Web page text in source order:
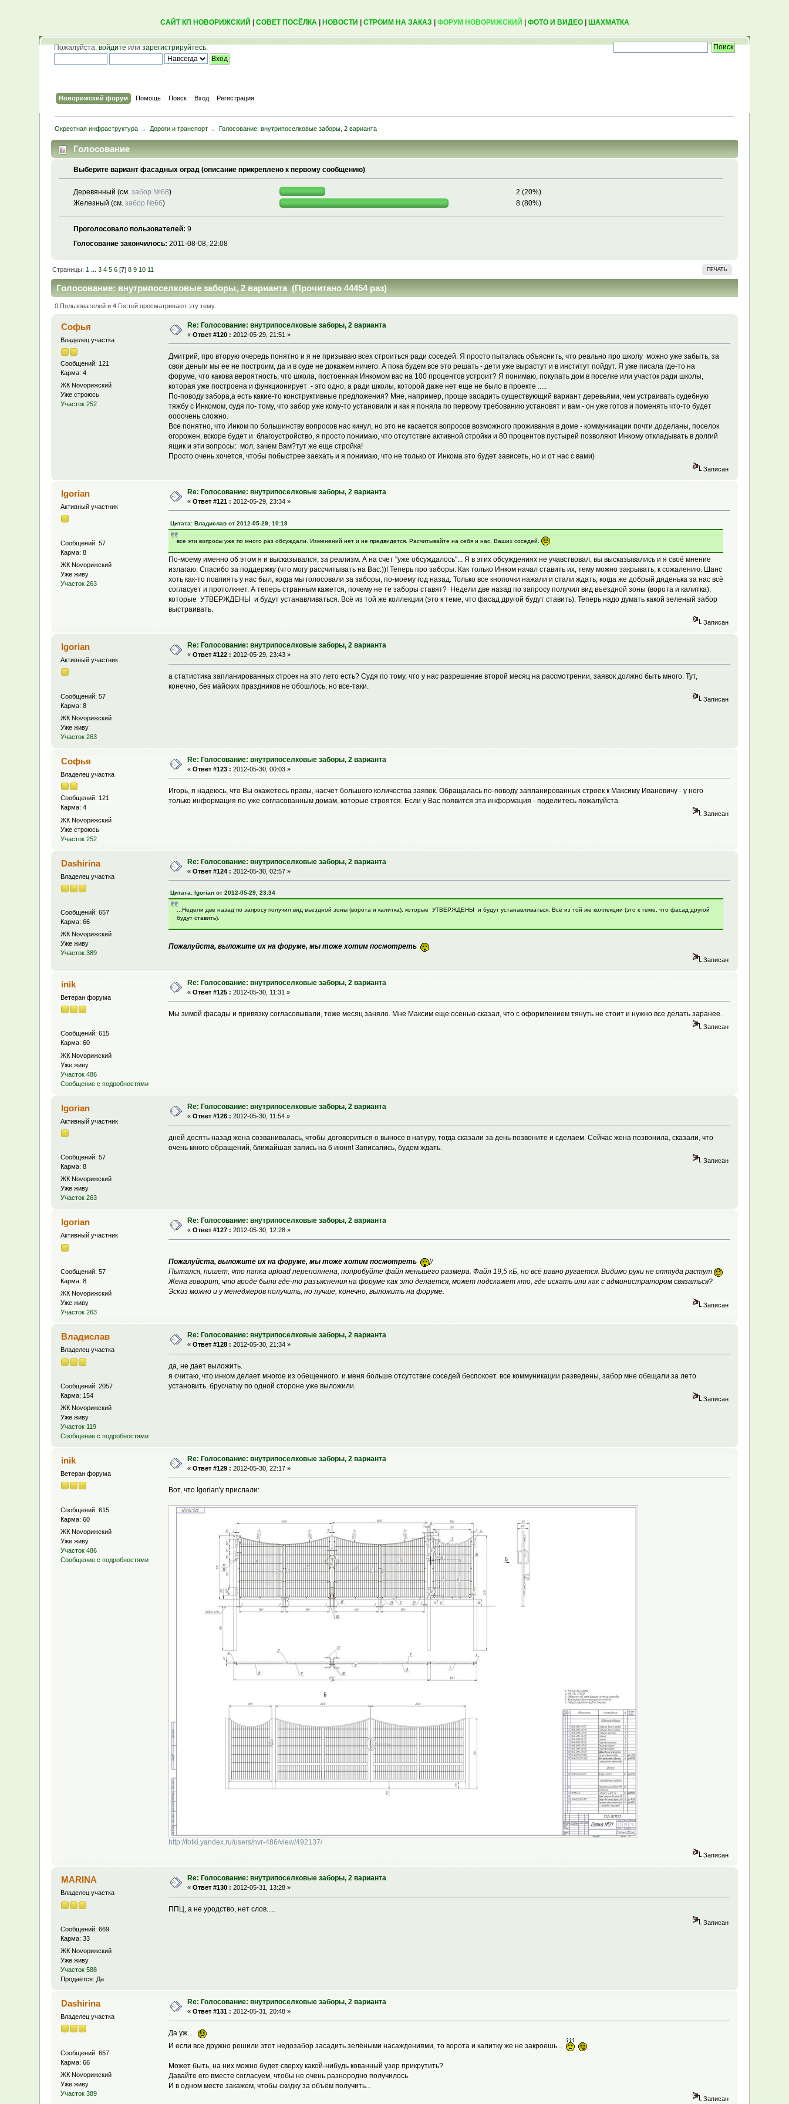
САЙТ КП НОВОРИЖСКИЙ СОВЕТ ПОСЁЛКА| НОВОСТИ СТРОИМ НА ЗАКАЗ ФОРУМ НОВОРИЖСКИЙ ФОТО И ВИДЕО| ШАХМАТКА
Пожалуйста,войдите илизарегистрируйтесь.
Новорижский форум Помощь Поиск Вход Регистрация
Окрестная инфраструктура → Дороги и транспорт→ Голосование: внутрипоселковые заборы, 2 варианта
Голосование
Выберите вариант фасадных оград (описание прикреплено к первому сообщению)
Деревянный (см. забор №68)
2 (20%)
Железный (см. забор №66) 8 (80%)
Проголосовало пользователей: 9
Голосование закончилось: 2011-08-08, 22:08
ПЕЧАТЬ
Страницы:1 ...3 4 5 6 [7]8 9 10 11
Голосование: внутрипоселковые заборы, 2 варианта (Прочитано 44454 раз)
0 Пользователей и 4 Гостей просматривают эту тему.
Софья
Владелец участка
Сообщений: 121
Карма: 4
ЖК Novoрижский
Уже строюсь
Участок 252
Re: Голосование: внутрипоселковые заборы, 2 варианта
«Ответ #120 : 2012-05-29, 21:51 »
Дмитрий, про вторую очередь понятно и я не призываю всех строиться ради соседей. Я просто пыталась объяснить, что реально про школу можно уже забыть, за
свои деньги мы ее не построим, да и в суде не докажем ничего. А пока будем все это решать - дети уже вырастут и в институт пойдут. Я уже писала где-то на
форуме, что какова вероятность, что школа, постоенная Инкомом вас на 100 процентов устроит? Я понимаю, покупать дом в поселке или участок ради школы,
которая уже построена и функционирует - это одно, а ради школы, которой даже нет еще не было в проекте .....
По-поводу забора,а есть какие-то конструктивные предложения? Мне, например, проще засадить существующий вариант деревьями, чем устраивать судебную
тяжбу с Инкомом, судя по- тому, что забор уже кому-то установили и как я поняла по первому требованию установят и вам - он уже готов и поменять что-то будет
оооочень сложно.
Все понятно, что Инком по большинству вопросов нас кинул, но это не касается вопросов возможного проживания в доме - коммуникации почти доделаны, поселок
огорожен, вскоре будет и благоустройство, я просто понимаю, что отсутствие активной стройки и 80 процентов пустырей позволяют Инкому откладывать в долгий
ящик и эти вопросы: мол, зачем Вам?тут же еще стройка!
Просто очень хочется, чтобы побыстрее заехать и я понимаю, что не только от Инкома это будет зависеть, но и от нас с вами)
Записан
Igorian
Активный участник
Сообщений: 57
Карма: 8
ЖК Novoрижский
Уже живу
Участок 263
Re: Голосование: внутрипоселковые заборы, 2 варианта
«Ответ #121 : 2012-05-29, 23:34 »
Цитата: Владислав от 2012-05-29, 10:18
все эти вопросы уже по много раз обсуждали. Изменений нет и не предвидется. Расчитывайте на себя и нас, Ваших соседей.
По-моему именно об этом я и высказывался, за реализм. А на счет "уже обсуждалось"... Я в этих обсуждениях не учавствовал, вы высказывались и я своё мнение
излагаю. Спасибо за поддержку (что могу рассчитывать на Вас:))! Теперь про заборы: Как только Инком начал ставить их, тему можно закрывать, к сожалению. Шанс
хоть как-то повлиять у нас был, когда мы голосовали за заборы, по-моему год назад. Только все кнопочки нажали и стали ждать, когда же добрый дяденька за нас всё
согласует и протолкнет. А теперь странным кажется, почему не те заборы ставят? Недели две назад по запросу получил вид въездной зоны (ворота и калитка),
которые УТВЕРЖДЕНЫ и будут устанавливаться. Всё из той же коллекции (это к теме, что фасад другой будут ставить). Теперь надо думать какой зеленый забор
выстраивать.
Записан
Igorian
Активный участник
Сообщений: 57
Карма: 8
ЖК Novoрижский
Уже живу
Участок 263
Re: Голосование: внутрипоселковые заборы, 2 варианта
«Ответ #122 : 2012-05-29, 23:43 »
а статистика запланированных строек на это лето есть? Судя по тому, что у нас разрешение второй месяц на рассмотрении, заявок должно быть много. Тут,
конечно, без майских праздников не обошлось, но все-таки.
Записан
Софья
Владелец участка
Сообщений: 121
Карма: 4
ЖК Novoрижский
Уже строюсь
Участок 252
Re: Голосование: внутрипоселковые заборы, 2 варианта
«Ответ #123 : 2012-05-30, 00:03 »
Игорь, я надеюсь, что Вы окажетесь правы, насчет большого количества заявок. Обращалась по-поводу запланированных строек к Максиму Ивановичу - у него
только информация по уже согласованным домам, которые строятся. Если у Вас появится эта информация - поделитесь пожалуйста.
Записан
Dashirina
Владелец участка
Сообщений: 657
Карма: 66
ЖК Novoрижский
Уже живу
Участок 389
Re: Голосование: внутрипоселковые заборы, 2 варианта
«Ответ #124 : 2012-05-30, 02:57 »
Цитата: Igorian от 2012-05-29, 23:34
...Недели две назад по запросу получил вид въездной зоны (ворота и калитка), которые УТВЕРЖДЕНЫ и будут устанавливаться. Всё из той же коллекции (это к теме, что фасад другой
будут ставить).
Пожалуйста, выложите их на форуме, мы тоже хотим посмотреть
Записан
inik
Ветеран форума
Сообщений: 615
Карма: 60
ЖК Novoрижский
Уже живу
Участок 486
Сообщение с подробностями
Re: Голосование: внутрипоселковые заборы, 2 варианта
«Ответ #125 : 2012-05-30, 11:31 »
Мы зимой фасады и привязку согласовывали, тоже месяц заняло. Мне Максим еще осенью сказал, что с оформлением тянуть не стоит и нужно все делать заранее.
Записан
Igorian
Активный участник
Сообщений: 57
Карма: 8
ЖК Novoрижский
Уже живу
Участок 263
Re: Голосование: внутрипоселковые заборы, 2 варианта
«Ответ #126 : 2012-05-30, 11:54 »
дней десять назад жена созванивалась, чтобы договориться о выносе в натуру, тогда сказали за день позвоните и сделаем. Сейчас жена позвонила, сказали, что
очень много обращений, ближайшая запись на 6 июня! Записались, будем ждать.
Записан
Igorian
Активный участник
Сообщений: 57
Карма: 8
ЖК Novoрижский
Уже живу
Участок 263
Re: Голосование: внутрипоселковые заборы, 2 варианта
«Ответ #127 : 2012-05-30, 12:28 »
Пожалуйста, выложите их на форуме, мы тоже хотим посмотреть
[/
Пытался, пишет, что папка upload переполнена, попробуйте файл меньшего размера. Файл 19,5 кБ, но всё равно ругается. Видимо руки не оттуда растут
Жена говорит, что вроде были где-то разъяснения на форуме как это делается, может подскажет кто, где искать или как с администратором связаться?
Эскиз можно и у менеджеров получить, но лучше, конечно, выложить на форуме.
Записан
Владислав
Владелец участка
Сообщений: 2057
Карма: 154
ЖК Novoрижский
Уже живу
Участок 119
Сообщение с подробностями
Re: Голосование: внутрипоселковые заборы, 2 варианта
«Ответ #128 : 2012-05-30, 21:34 »
да, не дает выложить.
я считаю, что инком делает многое из обещенного. и меня больше отсутствие соседей беспокоет. все коммуникации разведены, забор мне обещали за лето
установить. брусчатку по одной стороне уже выложили.
Записан
inik
Ветеран форума
Сообщений: 615
Карма: 60
ЖК Novoрижский
Уже живу
Участок 486
Сообщение с подробностями
Re: Голосование: внутрипоселковые заборы, 2 варианта
«Ответ #129 : 2012-05-30, 22:17 »
Вот, что Igorian'у прислали:
http://fotki.yandex.ru/users/nvr-486/view/492137/
Записан
MARINA
Владелец участка
Сообщений: 669
Карма: 33
ЖК Novoрижский
Уже живу
Участок 588
Продаётся: Да
Re: Голосование: внутрипоселковые заборы, 2 варианта
«Ответ #130 : 2012-05-31, 13:28 »
ППЦ, а не уродство, нет слов.....
Записан
Dashirina
Владелец участка
Сообщений: 657
Карма: 66
ЖК Novoрижский
Уже живу
Участок 389
Re: Голосование: внутрипоселковые заборы, 2 варианта
«Ответ #131 : 2012-05-31, 20:48 »
Да уж...
И если все дружно решили этот недозабор засадить зелёными насаждениями, то ворота и калитку же не закроешь...
Может быть, на них можно будет сверху какой-нибудь кованный узор прикрутить?
Давайте его вместе согласуем, чтобы не очень разнородно получилось.
И в одном месте закажем, чтобы скидку за объём получить...
Записан